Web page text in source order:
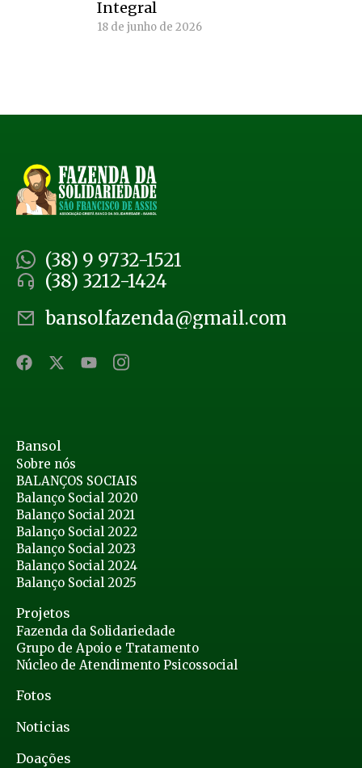
Integral
18 de junho de 2026
(38) 9 9732-1521
(38) 3212-1424
bansolfazenda@gmail.com
Bansol
Sobre nós
BALANÇOS SOCIAIS
Balanço Social 2020
Balanço Social 2021
Balanço Social 2022
Balanço Social 2023
Balanço Social 2024
Balanço Social 2025
Projetos
Fazenda da Solidariedade
Grupo de Apoio e Tratamento
Núcleo de Atendimento Psicossocial
Fotos
Noticias
Doações